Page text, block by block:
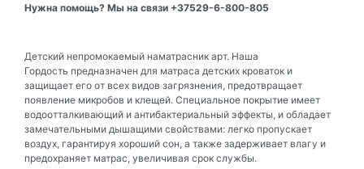
Нужна помощь? Мы на связи +37529-6-800-805
Детский непромокаемый наматрасник арт. Наша
Гордость предназначен для матраса детских кроваток и
защищает его от всех видов загрязнения, предотвращает
появление микробов и клещей. Специальное покрытие имеет
водоотталкивающий и антибактериальный эффекты, и обладает
замечательными дышащими свойствами: легко пропускает
воздух, гарантируя хороший сон, а также задерживает влагу и
предохраняет матрас, увеличивая срок службы.